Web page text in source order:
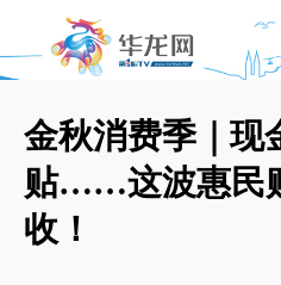
金秋消费季｜现
贴……这波惠民
收！